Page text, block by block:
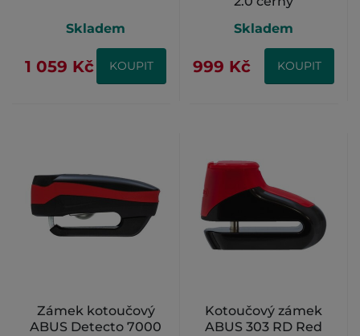
Skladem
1 059 Kč KOUPIT
Skladem
999 Kč KOUPIT
Zámek kotoučový
ABUS Detecto 7000
Kotoučový zámek
ABUS 303 RD Red